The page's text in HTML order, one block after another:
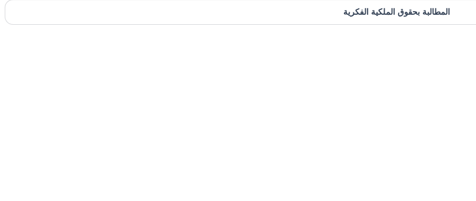
المطالبة بحقوق الملكية الفكرية